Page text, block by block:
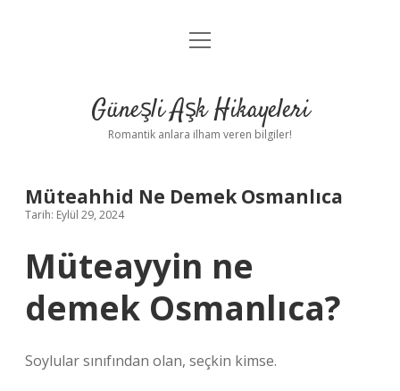
Anasayfa
Yasal Uyarı
menüyü
Güneşli Aşk Hikayeleri
Romantik anlara ilham veren bilgiler!
Müteahhid Ne Demek Osmanlıca
Tarih: Eylül 29, 2024
Müteayyin ne
demek Osmanlıca?
Soylular sınıfından olan, seçkin kimse.